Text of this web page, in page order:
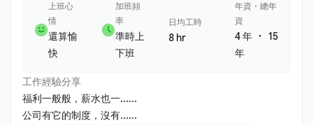
上班心
情
還算愉
快
加班頻
率
準時上
下班
日均工時
8 hr
年資・總年
資
4 年 ・15
年
工作經驗分享
福利一般般，薪水也一......
公司有它的制度，沒有......